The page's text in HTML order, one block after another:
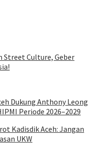
Street Culture, Geber
Dukung Anthony Leong
Periode 2026–2029
Kadisdik Aceh: Jangan
UKW